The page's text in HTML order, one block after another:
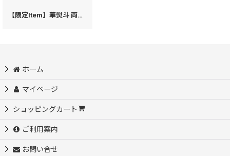
【限定Item】華熨斗 両面文庫革のパスカードホルダー（絢爛柄）［t］
ホーム
マイページ
ショッピングカート
ご利用案内
お問い合せ